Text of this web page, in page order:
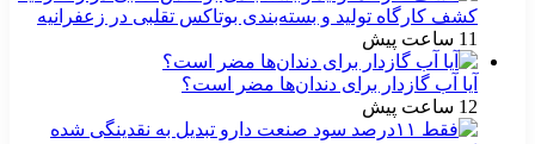
کشف کارگاه تولید و بسته‌بندی بوتاکس تقلبی در زعفرانیه
11 ساعت پیش
آیا آب گازدار برای دندان‌ها مضر است؟
12 ساعت پیش